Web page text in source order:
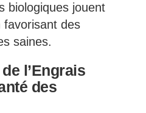
biologiques jouent
favorisant des
saines.
l’Engrais
des